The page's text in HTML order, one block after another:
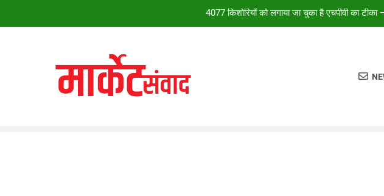
4077 किशोरियों को लगाया जा चुका है एचपीवी का टीका
*28वें चालीहा महोत्सव में झूम उठा झांसी, ग्वालियर और डबरा के कलाकारों ने